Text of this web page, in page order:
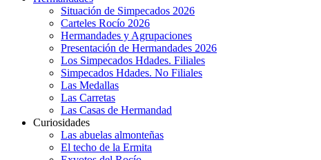
Situación de Simpecados 2026
Carteles Rocío 2026
Hermandades y Agrupaciones
Presentación de Hermandades 2026
Los Simpecados Hdades. Filiales
Simpecados Hdades. No Filiales
Las Medallas
Las Carretas
Las Casas de Hermandad
Curiosidades
Las abuelas almonteñas
El techo de la Ermita